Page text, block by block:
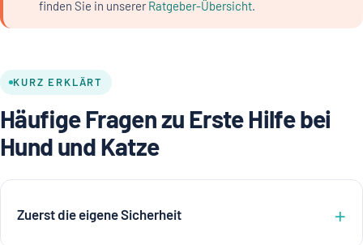
finden Sie in unserer Ratgeber-Übersicht.
KURZ ERKLÄRT
Häufige Fragen zu Erste Hilfe bei
Hund und Katze
Zuerst die eigene Sicherheit